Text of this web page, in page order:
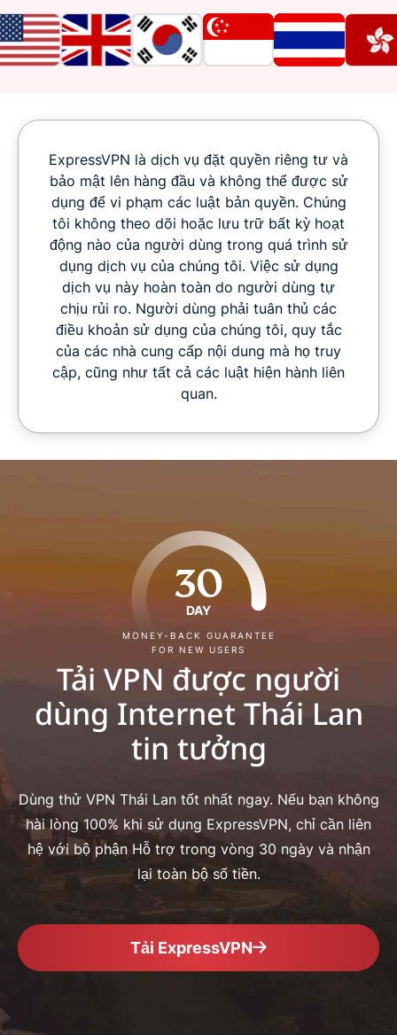
ExpressVPN là dịch vụ đặt quyền riêng tư và
bảo mật lên hàng đầu và không thể được sử
dụng để vi phạm các luật bản quyền. Chúng
tôi không theo dõi hoặc lưu trữ bất kỳ hoạt
động nào của người dùng trong quá trình sử
dụng dịch vụ của chúng tôi. Việc sử dụng
dịch vụ này hoàn toàn do người dùng tự
chịu rủi ro. Người dùng phải tuân thủ các
điều khoản sử dụng của chúng tôi, quy tắc
của các nhà cung cấp nội dung mà họ truy
cập, cũng như tất cả các luật hiện hành liên
quan.
30
DAY
MONEY-BACK GUARANTEE
FOR NEW USERS
Tải VPN được người
dùng Internet Thái Lan
tin tưởng
Dùng thử VPN Thái Lan tốt nhất ngay. Nếu bạn không
hài lòng 100% khi sử dụng ExpressVPN, chỉ cần liên
hệ với bộ phận Hỗ trợ trong vòng 30 ngày và nhận
lại toàn bộ số tiền.
Tải ExpressVPN